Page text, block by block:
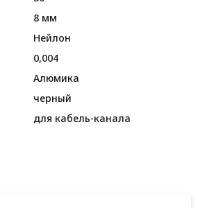
8 мм
Нейлон
0,004
Алюмика
черный
для кабель-канала